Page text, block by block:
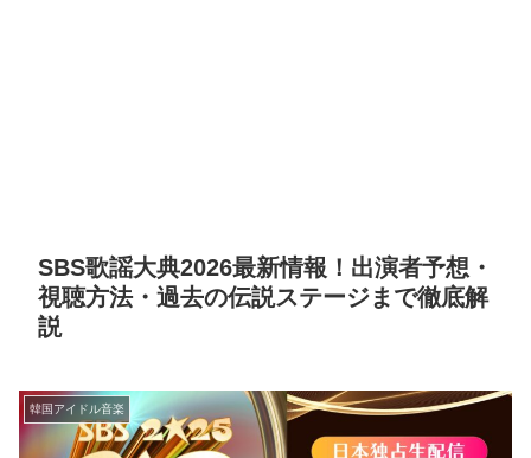
SBS歌謡大典2026最新情報！出演者予想・
視聴方法・過去の伝説ステージまで徹底解
説
韓国アイドル音楽